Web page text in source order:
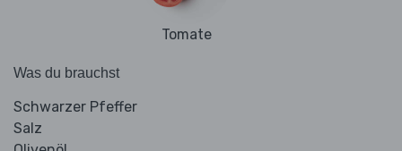
Tomate
Was du brauchst
Schwarzer Pfeffer
Salz